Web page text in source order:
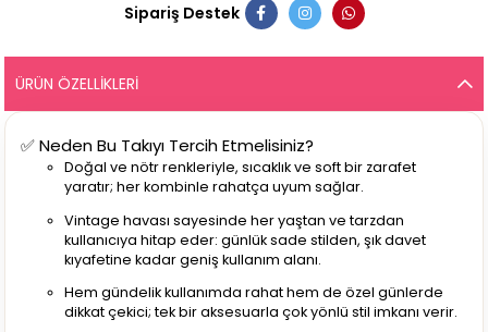
Sipariş Destek
ÜRÜN ÖZELLIKLERI
✅ Neden Bu Takıyı Tercih Etmelisiniz?
Doğal ve nötr renkleriyle, sıcaklık ve soft bir zarafet
yaratır; her kombinle rahatça uyum sağlar.
Vintage havası sayesinde her yaştan ve tarzdan
kullanıcıya hitap eder: günlük sade stilden, şık davet
kıyafetine kadar geniş kullanım alanı.
Hem gündelik kullanımda rahat hem de özel günlerde
dikkat çekici; tek bir aksesuarla çok yönlü stil imkanı verir.